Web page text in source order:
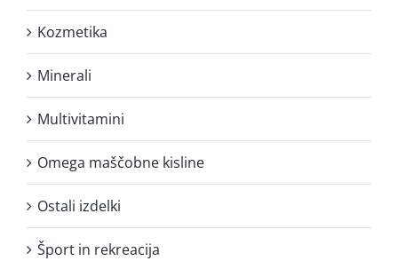
Kozmetika
Minerali
Multivitamini
Omega maščobne kisline
Ostali izdelki
Šport in rekreacija